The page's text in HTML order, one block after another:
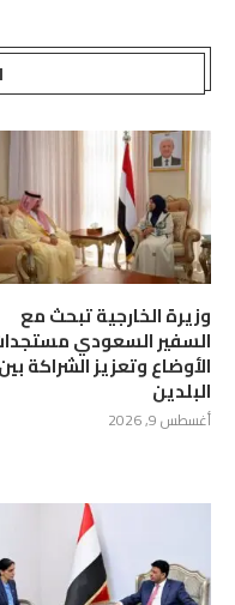
وزيرة الخارجية تبحث مع
السفير السعودي
الأوضاع وتعزيز الشراكة بين
البلدين
أغسطس 9, 2026